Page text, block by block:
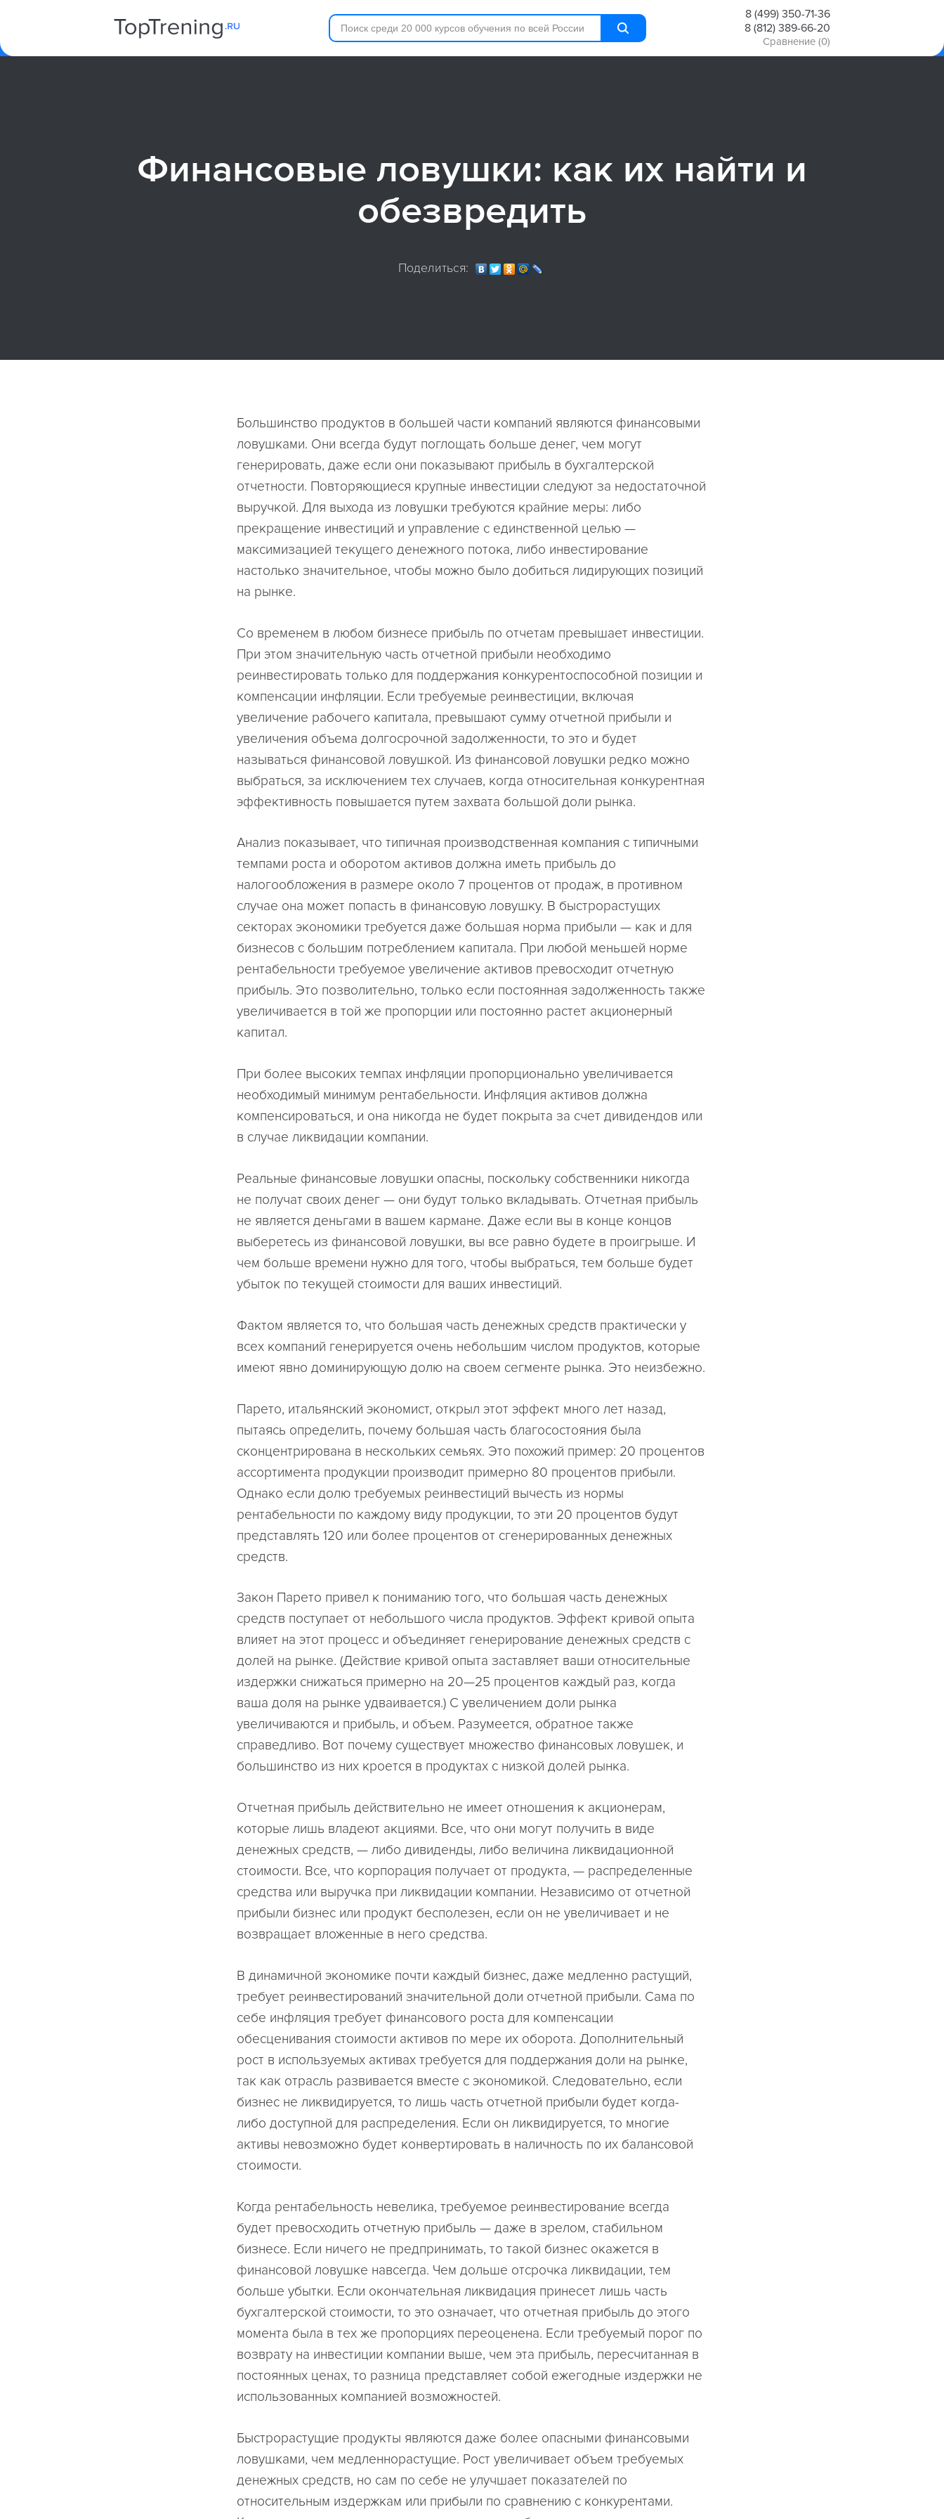
8 (499) 350-71-36
8 (812) 389-66-20
Сравнение (0)
Финансовые ловушки: как их найти и
обезвредить
Поделиться:
Большинство продуктов в большей части компаний являются финансовыми
ловушками. Они всегда будут поглощать больше денег, чем могут
генерировать, даже если они показывают прибыль в бухгалтерской
отчетности. Повторяющиеся крупные инвестиции следуют за недостаточной
выручкой. Для выхода из ловушки требуются крайние меры: либо
прекращение инвестиций и управление с единственной целью —
максимизацией текущего денежного потока, либо инвестирование
настолько значительное, чтобы можно было добиться лидирующих позиций
на рынке.
Со временем в любом бизнесе прибыль по отчетам превышает инвестиции.
При этом значительную часть отчетной прибыли необходимо
реинвестировать только для поддержания конкурентоспособной позиции и
компенсации инфляции. Если требуемые реинвестиции, включая
увеличение рабочего капитала, превышают сумму отчетной прибыли и
увеличения объема долгосрочной задолженности, то это и будет
называться финансовой ловушкой. Из финансовой ловушки редко можно
выбраться, за исключением тех случаев, когда относительная конкурентная
эффективность повышается путем захвата большой доли рынка.
Анализ показывает, что типичная производственная компания с типичными
темпами роста и оборотом активов должна иметь прибыль до
налогообложения в размере около 7 процентов от продаж, в противном
случае она может попасть в финансовую ловушку. В быстрорастущих
секторах экономики требуется даже большая норма прибыли — как и для
бизнесов с большим потреблением капитала. При любой меньшей норме
рентабельности требуемое увеличение активов превосходит отчетную
прибыль. Это позволительно, только если постоянная задолженность также
увеличивается в той же пропорции или постоянно растет акционерный
капитал.
При более высоких темпах инфляции пропорционально увеличивается
необходимый минимум рентабельности. Инфляция активов должна
компенсироваться, и она никогда не будет покрыта за счет дивидендов или
в случае ликвидации компании.
Реальные финансовые ловушки опасны, поскольку собственники никогда
не получат своих денег — они будут только вкладывать. Отчетная прибыль
не является деньгами в вашем кармане. Даже если вы в конце концов
выберетесь из финансовой ловушки, вы все равно будете в проигрыше. И
чем больше времени нужно для того, чтобы выбраться, тем больше будет
убыток по текущей стоимости для ваших инвестиций.
Фактом является то, что большая часть денежных средств практически у
всех компаний генерируется очень небольшим числом продуктов, которые
имеют явно доминирующую долю на своем сегменте рынка. Это неизбежно.
Парето, итальянский экономист, открыл этот эффект много лет назад,
пытаясь определить, почему большая часть благосостояния была
сконцентрирована в нескольких семьях. Это похожий пример: 20 процентов
ассортимента продукции производит примерно 80 процентов прибыли.
Однако если долю требуемых реинвестиций вычесть из нормы
рентабельности по каждому виду продукции, то эти 20 процентов будут
представлять 120 или более процентов от сгенерированных денежных
средств.
Закон Парето привел к пониманию того, что большая часть денежных
средств поступает от небольшого числа продуктов. Эффект кривой опыта
влияет на этот процесс и объединяет генерирование денежных средств с
долей на рынке. (Действие кривой опыта заставляет ваши относительные
издержки снижаться примерно на 20—25 процентов каждый раз, когда
ваша доля на рынке удваивается.) С увеличением доли рынка
увеличиваются и прибыль, и объем. Разумеется, обратное также
справедливо. Вот почему существует множество финансовых ловушек, и
большинство из них кроется в продуктах с низкой долей рынка.
Отчетная прибыль действительно не имеет отношения к акционерам,
которые лишь владеют акциями. Все, что они могут получить в виде
денежных средств, — либо дивиденды, либо величина ликвидационной
стоимости. Все, что корпорация получает от продукта, — распределенные
средства или выручка при ликвидации компании. Независимо от отчетной
прибыли бизнес или продукт бесполезен, если он не увеличивает и не
возвращает вложенные в него средства.
В динамичной экономике почти каждый бизнес, даже медленно растущий,
требует реинвестирований значительной доли отчетной прибыли. Сама по
себе инфляция требует финансового роста для компенсации
обесценивания стоимости активов по мере их оборота. Дополнительный
рост в используемых активах требуется для поддержания доли на рынке,
так как отрасль развивается вместе с экономикой. Следовательно, если
бизнес не ликвидируется, то лишь часть отчетной прибыли будет когда-
либо доступной для распределения. Если он ликвидируется, то многие
активы невозможно будет конвертировать в наличность по их балансовой
стоимости.
Когда рентабельность невелика, требуемое реинвестирование всегда
будет превосходить отчетную прибыль — даже в зрелом, стабильном
бизнесе. Если ничего не предпринимать, то такой бизнес окажется в
финансовой ловушке навсегда. Чем дольше отсрочка ликвидации, тем
больше убытки. Если окончательная ликвидация принесет лишь часть
бухгалтерской стоимости, то это означает, что отчетная прибыль до этого
момента была в тех же пропорциях переоценена. Если требуемый порог по
возврату на инвестиции компании выше, чем эта прибыль, пересчитанная в
постоянных ценах, то разница представляет собой ежегодные издержки не
использованных компанией возможностей.
Быстрорастущие продукты являются даже более опасными финансовыми
ловушками, чем медленнорастущие. Рост увеличивает объем требуемых
денежных средств, но сам по себе не улучшает показателей по
относительным издержкам или прибыли по сравнению с конкурентами.